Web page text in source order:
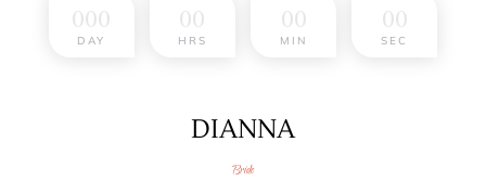
000
DAY
00
HRS
00
MIN
00
SEC
DIANNA
Bride